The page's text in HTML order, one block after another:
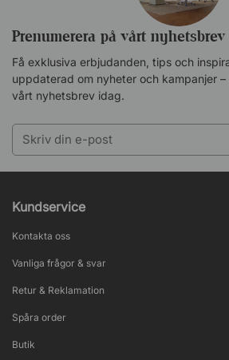
Prenumerera på vårt nyhetsbrev
Få exklusiva erbjudanden, tips och
uppdaterad om nyheter och kampanjer
vårt nyhetsbrev idag.
Kundservice
Kontakta oss
Vanliga frågor & svar
Retur & Reklamation
Spåra order
Butik